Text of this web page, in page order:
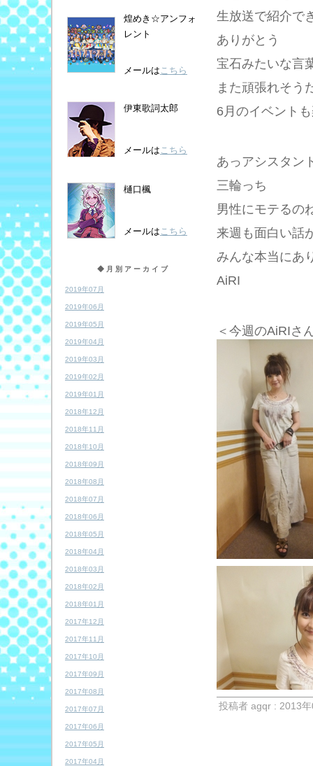
煌めき☆アンフォ
レント
メールはこちら
伊東歌詞太郎
メールはこちら
樋口楓
メールはこちら
◆月別アーカイブ
2019年07月
2019年06月
2019年05月
2019年04月
2019年03月
2019年02月
2019年01月
2018年12月
2018年11月
2018年10月
2018年09月
2018年08月
2018年07月
2018年06月
2018年05月
2018年04月
2018年03月
2018年02月
2018年01月
2017年12月
2017年11月
2017年10月
2017年09月
2017年08月
2017年07月
2017年06月
2017年05月
2017年04月
生放送で紹介で
ありがとう
宝石みたいな言
また頑張れそう
6月のイベント
あっアシスタン
三輪っち
男性にモテるの
来週も面白い話
みんな本当にあ
AiRI
＜今週のAiRIさ
投稿者 agqr : 2013